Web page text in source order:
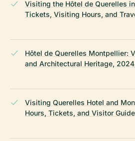
Visiting the Hôtel de Querelles
Tickets, Visiting Hours, and
Hôtel de Querelles Montpellier:
and Architectural Heritage,
Visiting Querelles Hotel and
Hours, Tickets, and Visitor